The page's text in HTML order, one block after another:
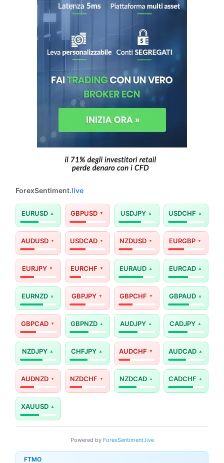
ForexSentiment.live
EURUSD GBPUSD USDJPY USDCHF
AUDUSD USDCAD NZDUSD EURGBP
EURJPY EURCHF EURAUD EURCAD
EURNZD GBPJPY GBPCHF GBPAUD
GBPCAD GBPNZD AUDJPY CADJPY
NZDJPY CHFJPY AUDCHF AUDCAD
AUDNZD NZDCHF NZDCAD CADCHF
XAUUSD
Powered by ForexSentiment.live
FTMO